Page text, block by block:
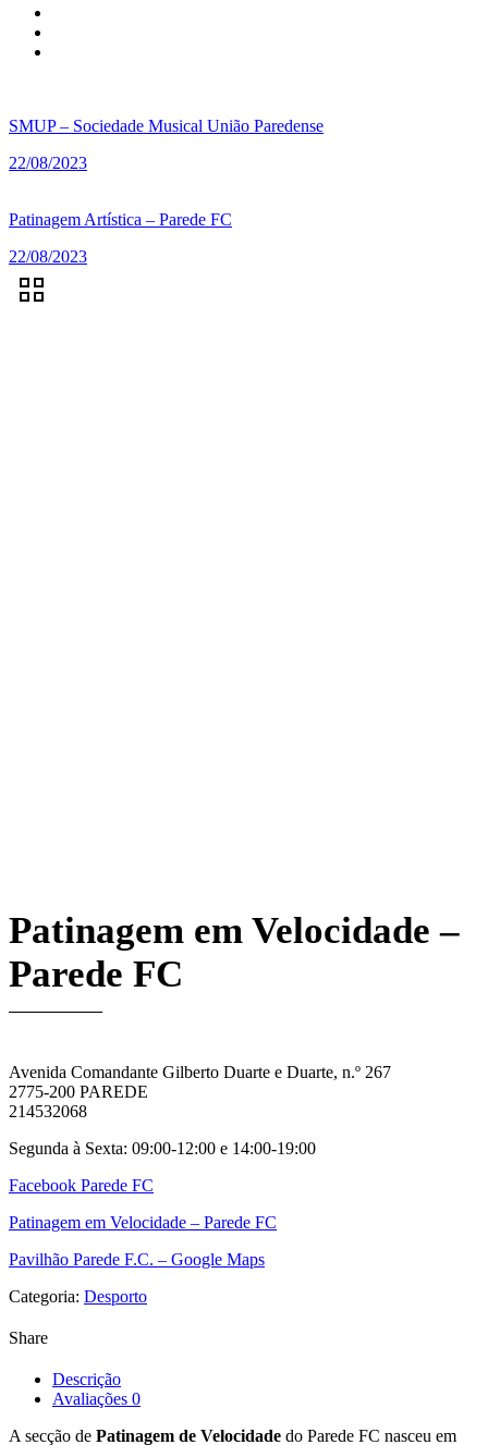
SMUP – Sociedade Musical União Paredense
22/08/2023
Patinagem Artística – Parede FC
22/08/2023
Patinagem em Velocidade –
Parede FC
Avenida Comandante Gilberto Duarte e Duarte, n.º 267
2775-200 PAREDE
214532068
Segunda à Sexta: 09:00-12:00 e 14:00-19:00
Facebook Parede FC
Patinagem em Velocidade – Parede FC
Pavilhão Parede F.C. – Google Maps
Categoria: Desporto
Share
Descrição
Avaliações 0
A secção de Patinagem de Velocidade do Parede FC nasceu em